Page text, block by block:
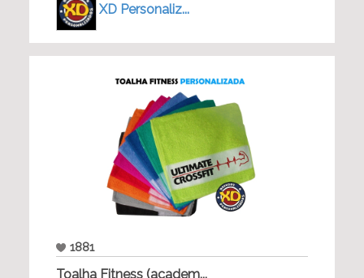
XD Personaliz...
1881
Toalha Fitness (academ...